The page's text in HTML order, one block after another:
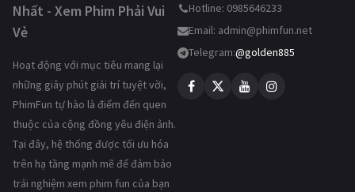
Nhất - Xem Phim Phải Vui
Vẻ
Hoạt động với mục tiêu mang lại
những giây phút giải trí tuyệt vời,
PhimFun tự hào là điểm đến quen
thuộc của cộng đồng yêu điện ảnh.
Tại đây, hệ thống được tối ưu hóa
trên hạ tầng mạnh mẽ để đảm bảo
trải nghiệm xem phim fun của bạn
Hotline: 0985646233
Email: admin@phimfun.net
Telegram:@golden885